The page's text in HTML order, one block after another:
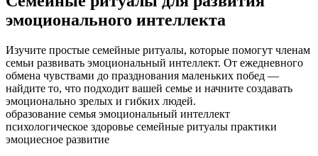
эмоционального интеллекта
Изучите простые семейные ритуалы, которые помогут членам
семьи развивать эмоциональный интеллект. От ежедневного
обмена чувствами до празднования маленьких побед —
найдите то, что подходит вашей семье и начните создавать
эмоционально зрелых и гибких людей.
образование семья эмоциональный интеллект
психологическое здоровье семейные ритуалы практики
эмоциесное развитие